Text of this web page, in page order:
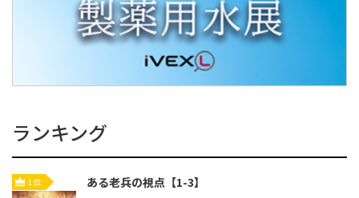
ランキング
1位 ある老兵の視点【1-3】